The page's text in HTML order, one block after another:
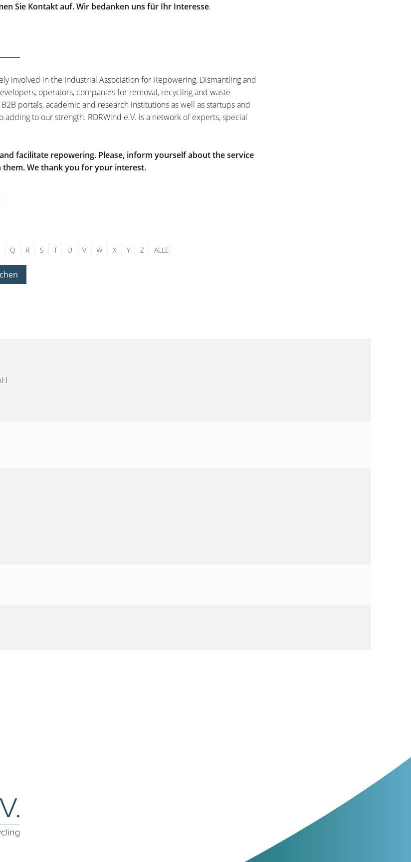
Sie Kontakt auf. Wir bedanken uns für Ihr Interesse.
involved in the Industrial Association for Repowering, Dismantling and
operators, companies for removal, recycling and waste
portals, academic and research institutions as well as startups and
to our strength. RDRWind e.V. is a network of experts, special
facilitate repowering. Please, inform yourself about the service
We thank you for your interest.
Q R S T U V W X Y Z ALLE